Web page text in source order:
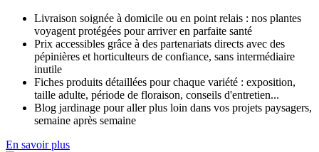
Livraison soignée à domicile ou en point relais : nos plantes
voyagent protégées pour arriver en parfaite santé
Prix accessibles grâce à des partenariats directs avec des
pépinières et horticulteurs de confiance, sans intermédiaire
inutile
Fiches produits détaillées pour chaque variété : exposition,
taille adulte, période de floraison, conseils d'entretien...
Blog jardinage pour aller plus loin dans vos projets paysagers,
semaine après semaine
En savoir plus